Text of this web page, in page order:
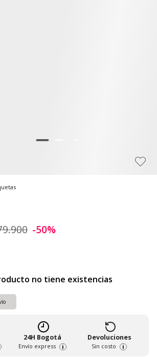
-50%
no tiene existencias
24H Bogotá
Envío express i
Devoluciones
Sin costo i